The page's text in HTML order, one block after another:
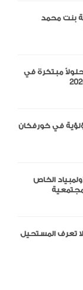
بنت محمد
مبتكرة في
الخاص